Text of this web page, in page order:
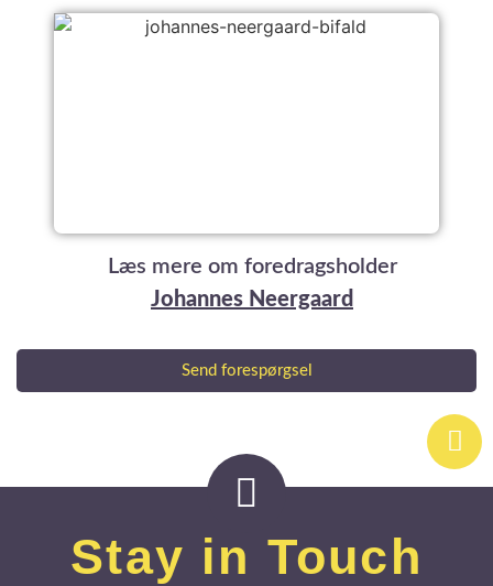
Læs mere om foredragsholder
Johannes Neergaard
Send forespørgsel
Stay in Touch